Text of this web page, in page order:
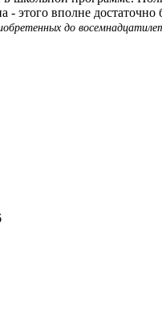
вполне достаточно
до